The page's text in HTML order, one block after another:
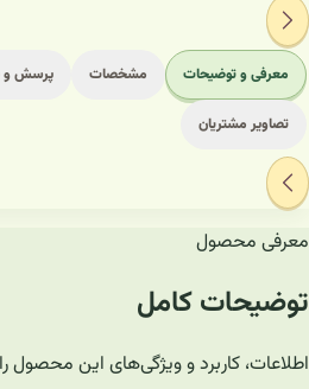
معرفی و توضیحات مشخصات پرسش و
تصاویر مشتریان
معرفی محصول
توضیحات کامل
اطلاعات، کاربرد و ویژگی‌های این محصول